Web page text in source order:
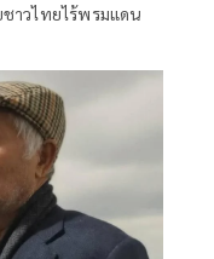
าวไทยไร้พรมแดน